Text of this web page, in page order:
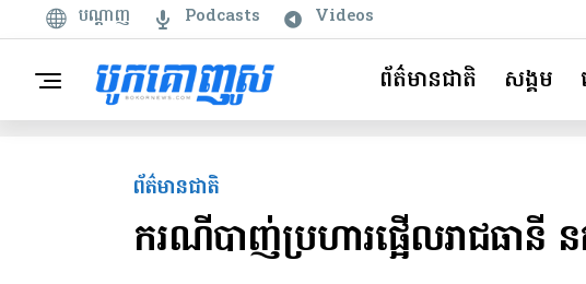
បណ្តាញ Podcasts Videos
ព័ត៌មានជាតិ សង្គម
ព័ត៌មានជាតិ
ករណីបាញ់ប្រហារផ្អើលរាជធានី